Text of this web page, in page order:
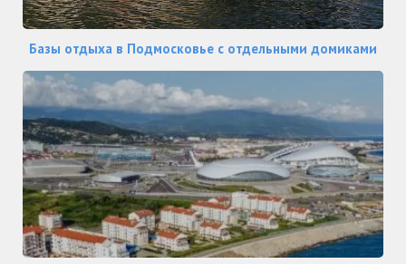
Базы отдыха в Подмосковье с отдельными домиками